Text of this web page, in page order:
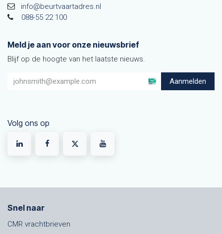
info@beurtvaartadres.nl
088-55 22 100
Meld je aan voor onze nieuwsbrief
Blijf op de hoogte van het laatste nieuws.
Aanmelden
Volg ons op
Snel naar
CMR vrachtbrieven